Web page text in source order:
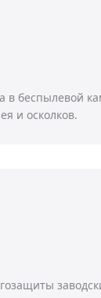
в беспылевой
и осколков.